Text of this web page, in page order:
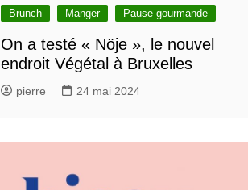
Brunch Manger Pause gourmande
On a testé « Nöje », le nouvel
endroit Végétal à Bruxelles
pierre 24 mai 2024